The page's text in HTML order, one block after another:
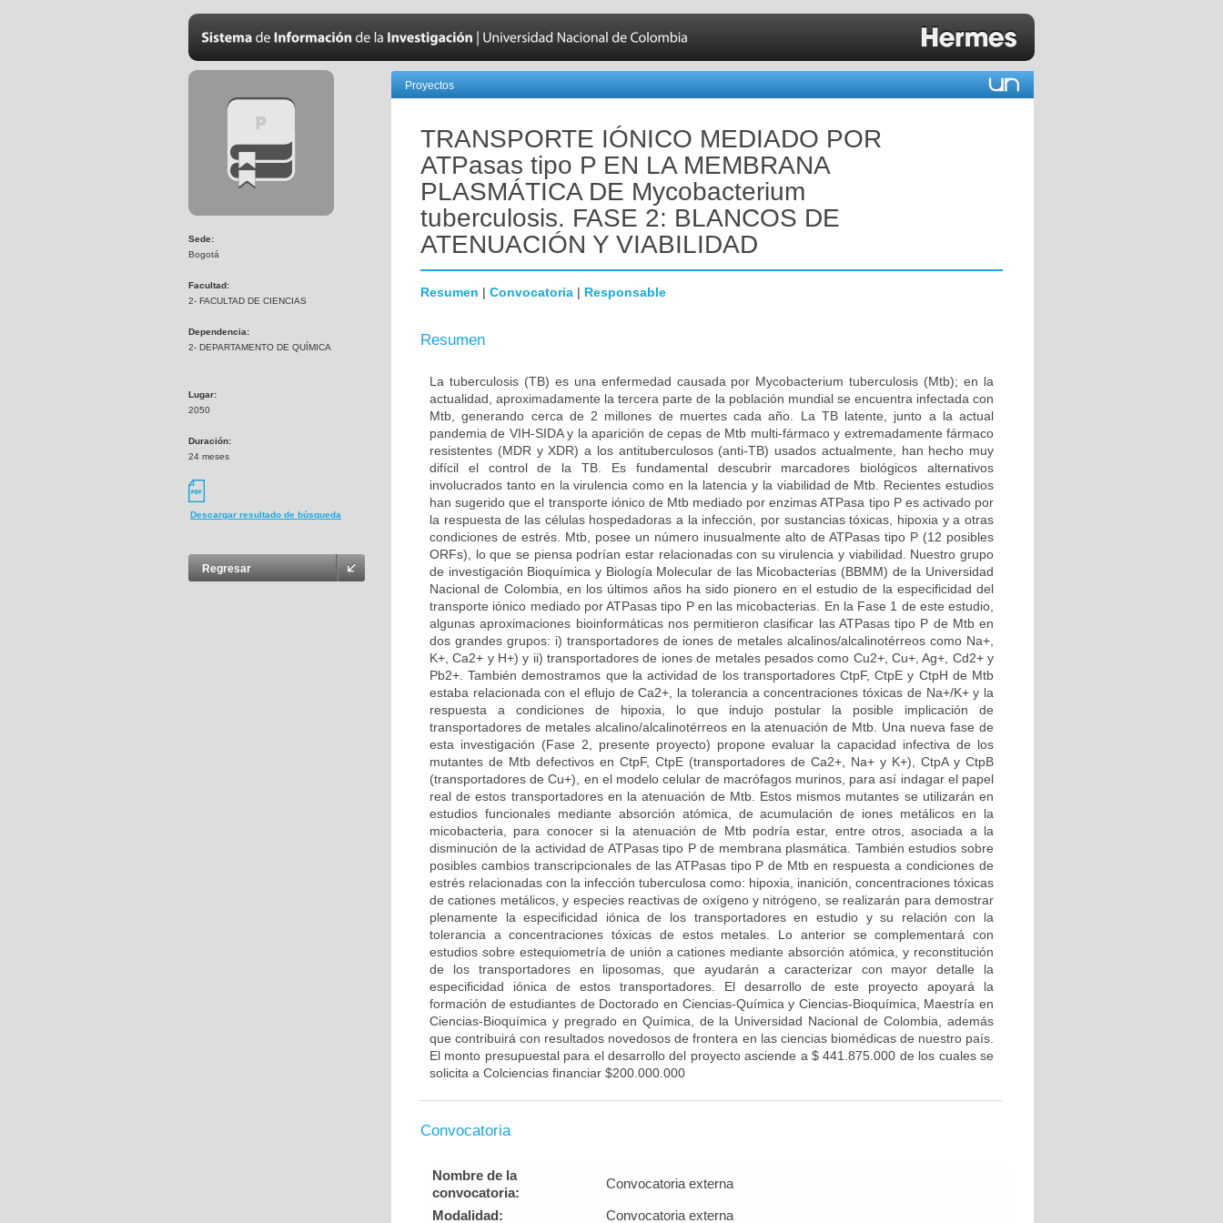
Sede:
Bogotá
Facultad:
2- FACULTAD DE CIENCIAS
Dependencia:
2- DEPARTAMENTO DE QUÍMICA
Lugar:
2050
Duración:
24 meses
Descargar resultado de búsqueda
Regresar
Proyectos
TRANSPORTE IÓNICO MEDIADO POR
ATPasas tipo P EN LA MEMBRANA
PLASMÁTICA DE Mycobacterium
tuberculosis. FASE 2: BLANCOS DE
ATENUACIÓN Y VIABILIDAD
Resumen | Convocatoria | Responsable
Resumen
La tuberculosis (TB) es una enfermedad causada por Mycobacterium tuberculosis (Mtb); en la
actualidad, aproximadamente la tercera parte de la población mundial se encuentra infectada con
Mtb, generando cerca de 2 millones de muertes cada año. La TB latente, junto a la actual
pandemia de VIH-SIDA y la aparición de cepas de Mtb multi-fármaco y extremadamente fármaco
resistentes (MDR y XDR) a los antituberculosos (anti-TB) usados actualmente, han hecho muy
difícil el control de la TB. Es fundamental descubrir marcadores biológicos alternativos
involucrados tanto en la virulencia como en la latencia y la viabilidad de Mtb. Recientes estudios
han sugerido que el transporte iónico de Mtb mediado por enzimas ATPasa tipo P es activado por
la respuesta de las células hospedadoras a la infección, por sustancias tóxicas, hipoxia y a otras
condiciones de estrés. Mtb, posee un número inusualmente alto de ATPasas tipo P (12 posibles
ORFs), lo que se piensa podrían estar relacionadas con su virulencia y viabilidad. Nuestro grupo
de investigación Bioquímica y Biología Molecular de las Micobacterias (BBMM) de la Universidad
Nacional de Colombia, en los últimos años ha sido pionero en el estudio de la especificidad del
transporte iónico mediado por ATPasas tipo P en las micobacterias. En la Fase 1 de este estudio,
algunas aproximaciones bioinformáticas nos permitieron clasificar las ATPasas tipo P de Mtb en
dos grandes grupos: i) transportadores de iones de metales alcalinos/alcalinotérreos como Na+,
K+, Ca2+ y H+) y ii) transportadores de iones de metales pesados como Cu2+, Cu+, Ag+, Cd2+ y
Pb2+. También demostramos que la actividad de los transportadores CtpF, CtpE y CtpH de Mtb
estaba relacionada con el eflujo de Ca2+, la tolerancia a concentraciones tóxicas de Na+/K+ y la
respuesta a condiciones de hipoxia, lo que indujo postular la posible implicación de
transportadores de metales alcalino/alcalinotérreos en la atenuación de Mtb. Una nueva fase de
esta investigación (Fase 2, presente proyecto) propone evaluar la capacidad infectiva de los
mutantes de Mtb defectivos en CtpF, CtpE (transportadores de Ca2+, Na+ y K+), CtpA y CtpB
(transportadores de Cu+), en el modelo celular de macrófagos murinos, para así indagar el papel
real de estos transportadores en la atenuación de Mtb. Estos mismos mutantes se utilizarán en
estudios funcionales mediante absorción atómica, de acumulación de iones metálicos en la
micobacteria, para conocer si la atenuación de Mtb podría estar, entre otros, asociada a la
disminución de la actividad de ATPasas tipo P de membrana plasmática. También estudios sobre
posibles cambios transcripcionales de las ATPasas tipo P de Mtb en respuesta a condiciones de
estrés relacionadas con la infección tuberculosa como: hipoxia, inanición, concentraciones tóxicas
de cationes metálicos, y especies reactivas de oxígeno y nitrógeno, se realizarán para demostrar
plenamente la especificidad iónica de los transportadores en estudio y su relación con la
tolerancia a concentraciones tóxicas de estos metales. Lo anterior se complementará con
estudios sobre estequiometría de unión a cationes mediante absorción atómica, y reconstitución
de los transportadores en liposomas, que ayudarán a caracterizar con mayor detalle la
especificidad iónica de estos transportadores. El desarrollo de este proyecto apoyará la
formación de estudiantes de Doctorado en Ciencias-Química y Ciencias-Bioquímica, Maestría en
Ciencias-Bioquímica y pregrado en Química, de la Universidad Nacional de Colombia, además
que contribuirá con resultados novedosos de frontera en las ciencias biomédicas de nuestro país.
El monto presupuestal para el desarrollo del proyecto asciende a $ 441.875.000 de los cuales se
solicita a Colciencias financiar $200.000.000
Convocatoria
Nombre de la
convocatoria:
Convocatoria externa
Modalidad: Convocatoria externa